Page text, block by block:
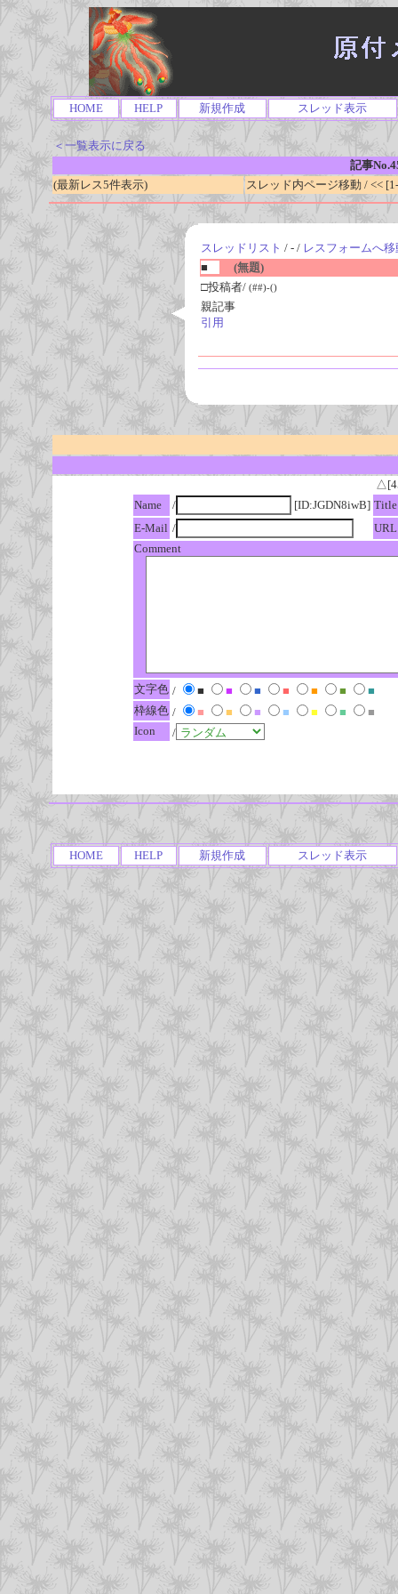
HOME HELP 新規作成 スレッド表示
＜一覧表示に戻る
記事
(最新レス5件表示)
スレッド内ページ移動 / <<
スレッドリスト / - / レスフォームへ移
■
(無題)
□投稿者/ (##)-()
親記事
引用
Name
/ [ID:JGDN8iwB] Title
E-Mail /
URL
Comment
文字色 / ■ ■ ■ ■ ■ ■
■
枠線色 / ■ ■ ■ ■ ■ ■
■
Icon
/
HOME HELP 新規作成 スレッド表示